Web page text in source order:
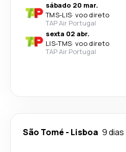
sábado 20 mar.
TMS-LIS· voo direto
TAP Air Portugal
sexta 02 abr.
LIS-TMS· voo direto
TAP Air Portugal
São Tomé - Lisboa 9 dias